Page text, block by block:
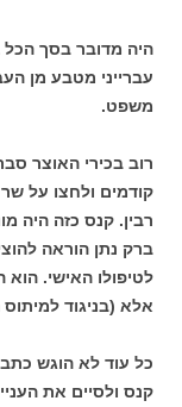
עברייני מטבע מן
משפט.
רוב בכירי האוצר
קודמים ולחצו על
רבין. קנס כזה היה
ברק נתן הוראה
לטיפולו האישי.
אלא (בניגוד
כל עוד לא הוגש כתב
קנס ולסיים את